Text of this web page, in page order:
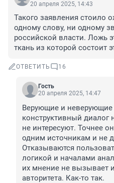
20 апреля 2025, 14:43
Такого заявления стоило
одному слову, ни одному
российской власти. Ложь
ткань из которой состоит
ОТВЕТИТЬ 16
Гость
20 апреля 2025, 14:47
Верующие и неверующие
конструктивный
не интересуют. Точнее
одним источникам и не
Отказываются
логикой и началами
их мнение не вызывает
авторитета. Как-то так.